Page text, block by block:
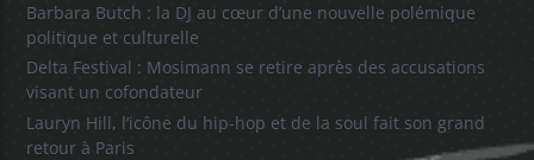
Barbara Butch : la DJ au cœur d’une nouvelle polémique
politique et culturelle
Delta Festival : Mosimann se retire après des accusations
visant un cofondateur
Lauryn Hill, l’icône du hip-hop et de la soul fait son grand
retour à Paris